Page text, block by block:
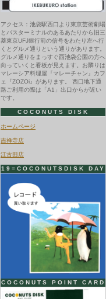
アクセス：池袋駅西口より東京芸術劇場
とバスターミナルのあるあたりから旧三
菱東京UFJ銀行前の信号をわたり左へ行
くとグルメ通りという通りがあります。
グルメ通りをまっすぐ西池袋公園の方へ
向っていくと看板が見えます。お隣りは
マレーシア料理屋『マレーチャン』カフ
ェ『ZOZOi』があります。 西口地下通
路ご利用の際は「A1」出口からが近い
です。
COCONUTS DISK
ホームページ
吉祥寺店
江古田店
19=COCONUTSDISK DAY
COCONUTS POINT CARD